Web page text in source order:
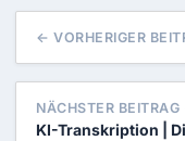
← VORHERIGER
NÄCHSTER
KI-Transkription |